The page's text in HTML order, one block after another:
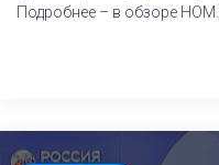
Подробнее – в обзоре НОМ.